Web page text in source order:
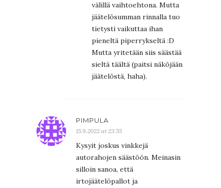
välillä vaihtoehtona. Mutta
jäätelösumman rinnalla tuo
tietysti vaikuttaa ihan
pieneltä piperrykseltä :D
Mutta yritetään siis säästää
sieltä täältä (paitsi näköjään
jäätelöstä, haha).
PIMPULA
15.9.2022 at 23:55
Kysyit joskus vinkkejä
autorahojen säästöön. Meinasin
silloin sanoa, että
irtojäätelöpallot ja